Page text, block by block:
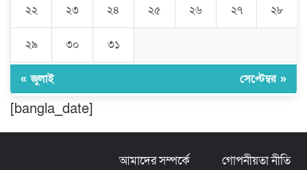
গ্রেফতার ১ সিল-স্টাম্প প্যাড জব্দ।
ফেন্সিডিল ও ৩২ হাজার টাকা উদ্ধার, আটক ১
২২ ২৩ ২৪ ২৫ ২৬ ২৭ ২৮
২৯ ৩০ ৩১
« জুলাই সেপ্টেম্বর »
[bangla_date]
আমাদের সম্পর্কে গোপনীয়তা নীতি